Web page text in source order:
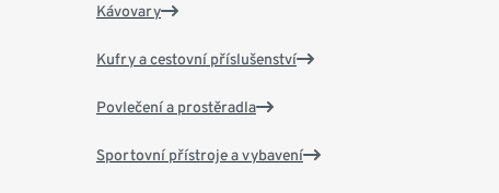
Kávovary
Kufry a cestovní příslušenství
Povlečení a prostěradla
Sportovní přístroje a vybavení